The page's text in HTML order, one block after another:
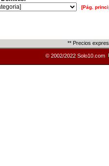
[Pág.
** Precios
© 2002/2022 Solo10.com